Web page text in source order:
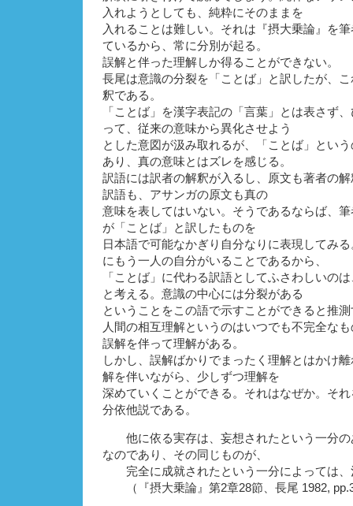
入れようとしても、純粋にそのままを
入れることは難しい。それは『摂大乗論』を
ているから、常に分別が起る。
誤解と伴った理解しか得ることができない。
長尾は意識の分裂を「ことば」と訳したが、
釈である。
「ことば」を漢字表記の「言葉」とは表さず
って、従来の意味から異化させよう
とした意図が汲み取れるが、「ことば」とい
あり、真の意味とはズレを感じる。
訳語には訳者の解釈が入るし、原文も著者の
訳語も、アサンガの原文も真の
意味を表してはいない。そうであるならば、
が「ことば」と訳したものを
日本語で可能なかぎり自分なりに表現してみ
にもう一人の自分がいることであるから、
「ことば」に代わる訳語としてふさわしいの
と考える。意識の中心には分裂がある
ということをこの語で示すことができると推
人間の相互理解というのはいつでも不完全な
誤解を伴って理解がある。
しかし、誤解ばかりでまったく理解とはかけ
解を伴いながら、少しずつ理解を
深めていくことができる。それはなぜか。そ
分依他説である。
他に依る実存は、妄想されたという一分の
なのであり、その同じものが、
完全に成就されたという一分によっては、
（『摂大乗論』第2章28節、長尾 1982,